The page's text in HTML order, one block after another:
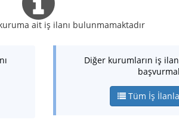
ait iş ilanı bulunmamaktadır
Diğer kurumların iş
Tüm İş